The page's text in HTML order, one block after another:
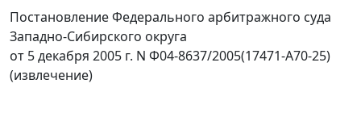
Постановление Федерального арбитражного суда
Западно-Сибирского округа
от 5 декабря 2005 г. N Ф04-8637/2005(17471-А70-25)
(извлечение)